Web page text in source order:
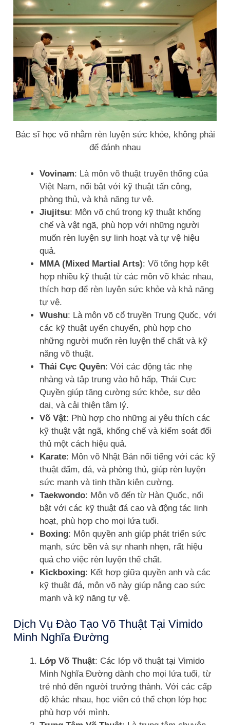
Bác sĩ học võ nhằm rèn luyện sức khỏe, không phải
để đánh nhau
Vovinam: Là môn võ thuật truyền thống của
Việt Nam, nổi bật với kỹ thuật tấn công,
phòng thủ, và khả năng tự vệ.
Jiujitsu: Môn võ chú trọng kỹ thuật khống
chế và vật ngã, phù hợp với những người
muốn rèn luyện sự linh hoạt và tự vệ hiệu
quả.
MMA (Mixed Martial Arts): Võ tổng hợp kết
hợp nhiều kỹ thuật từ các môn võ khác nhau,
thích hợp để rèn luyện sức khỏe và khả năng
tự vệ.
Wushu: Là môn võ cổ truyền Trung Quốc, với
các kỹ thuật uyển chuyển, phù hợp cho
những người muốn rèn luyện thể chất và kỹ
năng võ thuật.
Thái Cực Quyền: Với các động tác nhẹ
nhàng và tập trung vào hô hấp, Thái Cực
Quyền giúp tăng cường sức khỏe, sự dẻo
dai, và cải thiện tâm lý.
Võ Vật: Phù hợp cho những ai yêu thích các
kỹ thuật vật ngã, khống chế và kiểm soát đối
thủ một cách hiệu quả.
Karate: Môn võ Nhật Bản nổi tiếng với các kỹ
thuật đấm, đá, và phòng thủ, giúp rèn luyện
sức mạnh và tinh thần kiên cường.
Taekwondo: Môn võ đến từ Hàn Quốc, nổi
bật với các kỹ thuật đá cao và động tác linh
hoạt, phù hợp cho mọi lứa tuổi.
Boxing: Môn quyền anh giúp phát triển sức
mạnh, sức bền và sự nhanh nhẹn, rất hiệu
quả cho việc rèn luyện thể chất.
Kickboxing: Kết hợp giữa quyền anh và các
kỹ thuật đá, môn võ này giúp nâng cao sức
mạnh và kỹ năng tự vệ.
Dịch Vụ Đào Tạo Võ Thuật Tại Vimido
Minh Nghĩa Đường
Lớp Võ Thuật: Các lớp võ thuật tại Vimido
Minh Nghĩa Đường dành cho mọi lứa tuổi, từ
trẻ nhỏ đến người trưởng thành. Với các cấp
độ khác nhau, học viên có thể chọn lớp học
phù hợp với mình.